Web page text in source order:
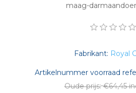
maag-
Fabrikant: Royal
Artikelnummer voorraad
Oude prijs: €64,45